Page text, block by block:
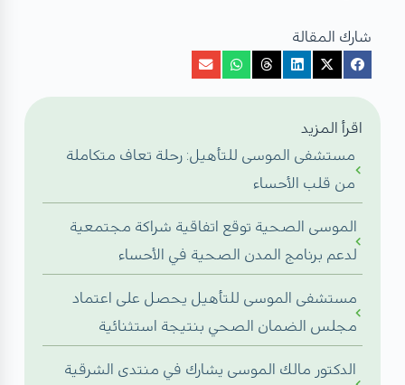
شارك المقالة
اقرأ المزيد
مستشفى الموسى للتأهيل: رحلة تعاف متكاملة
من قلب الأحساء
الموسى الصحية توقع اتفاقية شراكة مجتمعية
لدعم برنامج المدن الصحية في الأحساء
مستشفى الموسى للتأهيل يحصل على اعتماد
مجلس الضمان الصحي بنتيجة استثنائية
الدكتور مالك الموسى يشارك في منتدى الشرقية